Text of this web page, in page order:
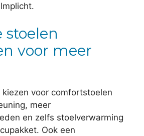
stoelen
voor meer
voor comfortstoelen
meer
en zelfs stoelverwarming
Ook een